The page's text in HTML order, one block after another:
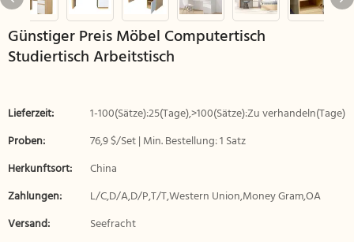
Günstiger Preis Möbel Computertisch
Studiertisch Arbeitstisch
Lieferzeit:
1-100(Sätze):25(Tage),>100(Sätze):Zu verhandeln(Tage)
Proben:
76,9 $/Set | Min. Bestellung: 1 Satz
Herkunftsort:
China
Zahlungen:
L/C,D/A,D/P,T/T,Western Union,Money Gram,OA
Versand:
Seefracht